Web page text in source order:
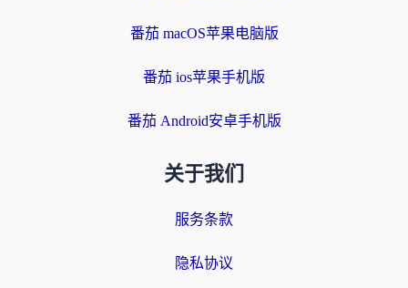
番茄 macOS苹果电脑版
番茄 ios苹果手机版
番茄 Android安卓手机版
关于我们
服务条款
隐私协议